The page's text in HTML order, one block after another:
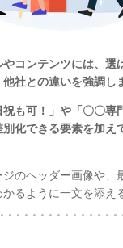
コンテンツには、選
社との違いを強調し
も可！」や「〇〇専
化できる要素を加え
のヘッダー画像や、
るように一文を添え